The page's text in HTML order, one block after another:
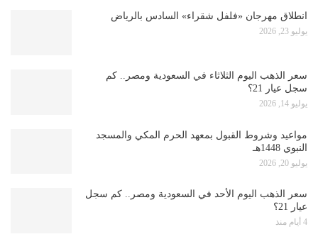
انطلاق مهرجان «فلفل شقراء» السادس بالرياض
يوليو 23, 2026
سعر الذهب اليوم الثلاثاء في السعودية ومصر.. كم
سجل عيار 21؟
يوليو 14, 2026
مواعيد وشروط القبول بمعهد الحرم المكي والمسجد
النبوي 1448هـ
يوليو 20, 2026
سعر الذهب اليوم الأحد في السعودية ومصر.. كم سجل
عيار 21؟
4 أيام منذ